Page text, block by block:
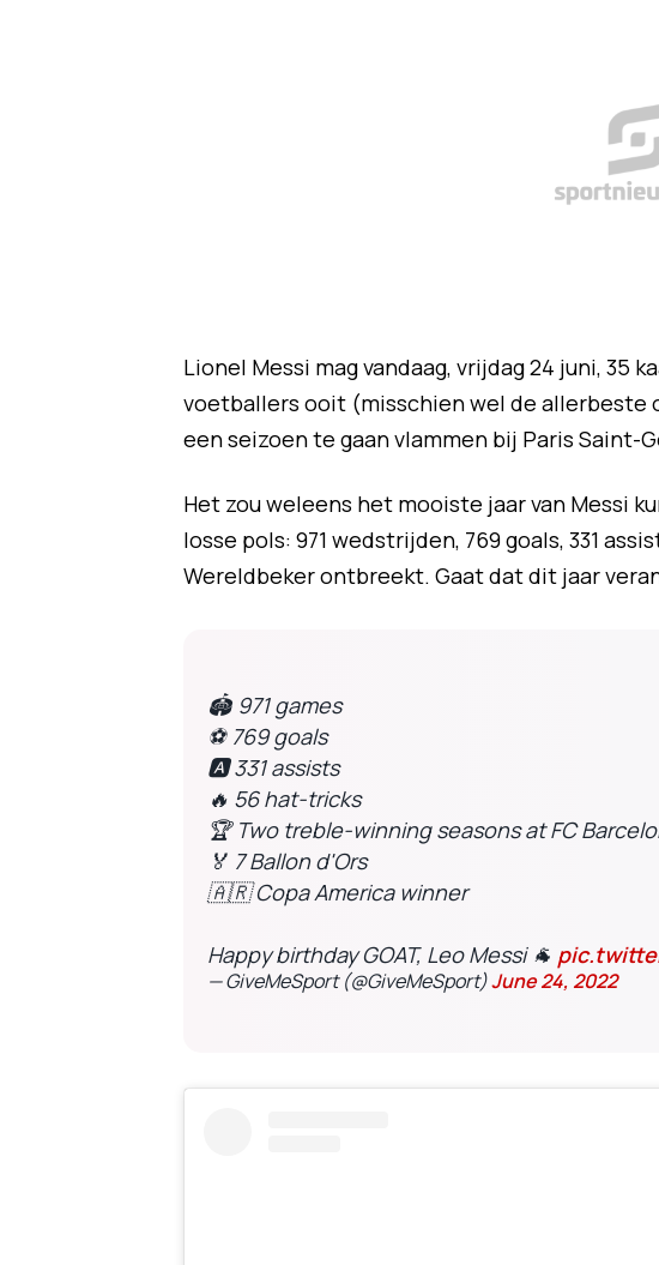
Lionel Messi mag vandaag, vrijdag 24 juni, 35
voetballers ooit (misschien wel de allerbeste
een seizoen te gaan vlammen bij Paris Saint-
Het zou weleens het mooiste jaar van Messi
losse pols: 971 wedstrijden, 769 goals, 331
Wereldbeker ontbreekt. Gaat dat dit jaar
🏟 971 games
⚽️ 769 goals
🅰️ 331 assists
🔥 56 hat-tricks
🏆 Two treble-winning seasons at FC
🏅 7 Ballon d'Ors
🇦🇷 Copa America winner
Happy birthday GOAT, Leo Messi 🐐
— GiveMeSport (@GiveMeSport)June 24, 2022